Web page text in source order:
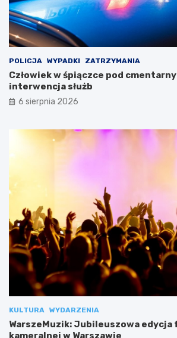
POLICJA WYPADKI ZATRZYMANIA
Człowiek w śpiączce pod
interwencja służb
6 sierpnia 2026
KULTURA WYDARZENIA
WarszeMuzik: Jubileuszowa
kameralnej w Warszawie